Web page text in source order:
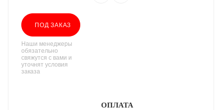
ПОД ЗАКАЗ
Наши менеджеры
обязательно
свяжутся с вами и
уточнят условия
заказа
ОПЛАТА